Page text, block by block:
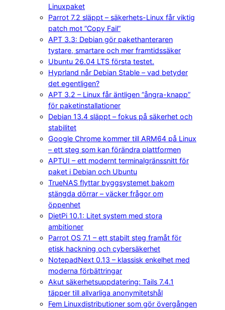
Linuxpaket
Parrot 7.2 släppt – säkerhets-Linux får viktig
patch mot ”Copy Fail”
APT 3.3: Debian gör pakethanteraren
tystare, smartare och mer framtidssäker
Ubuntu 26.04 LTS första testet.
Hyprland når Debian Stable – vad betyder
det egentligen?
APT 3.2 – Linux får äntligen “ångra-knapp”
för paketinstallationer
Debian 13.4 släppt – fokus på säkerhet och
stabilitet
Google Chrome kommer till ARM64 på Linux
– ett steg som kan förändra plattformen
APTUI – ett modernt terminalgränssnitt för
paket i Debian och Ubuntu
TrueNAS flyttar byggsystemet bakom
stängda dörrar – väcker frågor om
öppenhet
DietPi 10.1: Litet system med stora
ambitioner
Parrot OS 7.1 – ett stabilt steg framåt för
etisk hackning och cybersäkerhet
NotepadNext 0.13 – klassisk enkelhet med
moderna förbättringar
Akut säkerhetsuppdatering: Tails 7.4.1
täpper till allvarliga anonymitetshål
Fem Linuxdistributioner som gör övergången